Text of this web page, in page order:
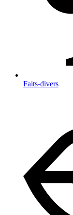
Faits-divers